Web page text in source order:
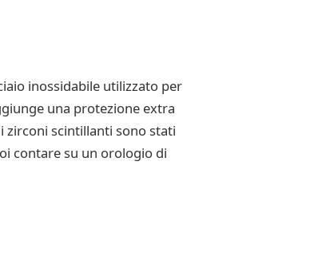
inossidabile utilizzato per
una protezione extra
zirconi scintillanti sono stati
contare su un orologio di